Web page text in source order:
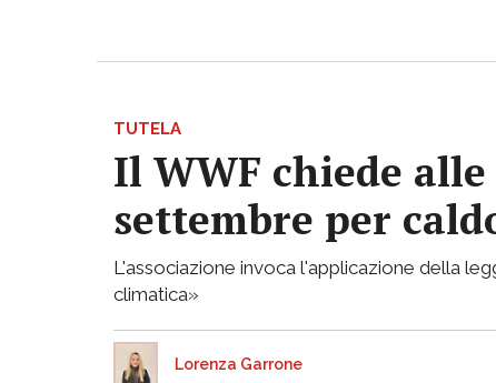
TUTELA
Il WWF chiede
settembre per
L'associazione invoca l'applicazione della
climatica»
Lorenza Garrone